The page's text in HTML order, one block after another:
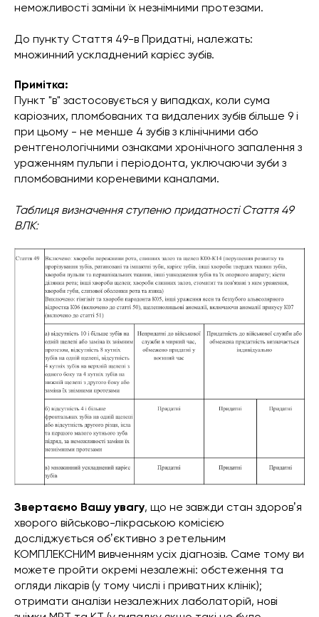
неможливості заміни їх незнімними протезами.
До пункту Стаття 49-в Придатні, належать:
множинний ускладнений карієс зубів.
Примітка:
Пункт "в" застосовується у випадках, коли сума
каріозних, пломбованих та видалених зубів більше 9 і
при цьому - не менше 4 зубів з клінічними або
рентгенологічними ознаками хронічного запалення з
ураженням пульпи і періодонта, уключаючи зуби з
пломбованими кореневими каналами.
Таблиця визначення ступеню придатності Стаття 49
ВЛК:
Звертаємо Вашу увагу, що не завжди стан здоровʼя
хворого військово-лікраською комісією
досліджується обʼєктивно з ретельним
КОМПЛЕКСНИМ вивченням усіх діагнозів. Саме тому ви
можете пройти окремі незалежні: обстеження та
огляди лікарів (у тому числі і приватних клінік);
отримати аналізи незалежних лаболаторій, нові